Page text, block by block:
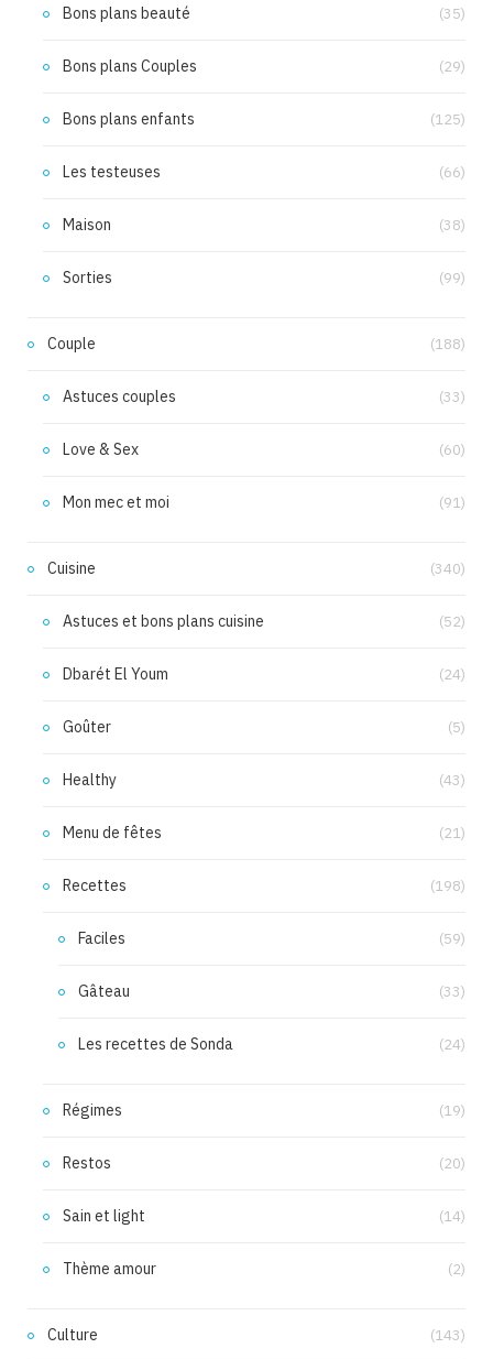
Bons plans beauté (35)
Bons plans Couples (29)
Bons plans enfants (125)
Les testeuses (66)
Maison (38)
Sorties (99)
Couple (188)
Astuces couples (33)
Love & Sex (60)
Mon mec et moi (91)
Cuisine (340)
Astuces et bons plans cuisine (52)
Dbarét El Youm (24)
Goûter (5)
Healthy (43)
Menu de fêtes (21)
Recettes (198)
Faciles (59)
Gâteau (33)
Les recettes de Sonda (24)
Régimes (19)
Restos (20)
Sain et light (14)
Thème amour (2)
Culture (143)